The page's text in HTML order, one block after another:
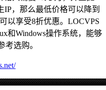
，那么最低价格可以降到
以享受8折优惠。LOCVPS
和Windows操作系统，能够
考选购。